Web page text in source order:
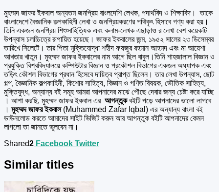
মুহম্মদ জাফর ইকবাল অন্যতম জনপ্রিয় বাংলদেশি লেখক, পদার্থবিদ ও শিক্ষাবিদ। তাকে
বাংলাদেশে বৈজ্ঞানিক কল্পকাহিনী লেখা ও জনপ্রিয়করণের পথিকৃৎ হিসাবে গণ্য করা হয়।
তিনি একজন জনপ্রিয় শিশুসাহিত্যিক এবং কলাম-লেখক এছাড়াও র লেখা বেশ কয়েকটি
উপন্যাস চলচ্চিত্রে রূপায়িত হয়েছে। জাফর ইকবালের জন্ম, ১৯৫২ সালের ২৩ ডিসেম্বর
তারিখে সিলেটে। তার পিতা মুক্তিযোদ্ধা শহীদ ফয়জুর রহমান আহমদ এবং মা আয়েশা
আখতার খাতুন। মুহম্মদ জাফর ইকবালের নাম আগে ছিল বাবুল।তিনি শাহজালাল বিজ্ঞান ও
প্রযুক্তি বিশ্ববিদ্যালয়ে কম্পিউটার বিজ্ঞান ও প্রকৌশল বিভাগের একজন অধ্যাপক এবং
তড়িৎ কৌশল বিভাগের প্রধান হিসেবে দায়িত্ব প্রাপ্ত ছিলেন। তার লেখা উপন্যাস, ছোট
গল্প, বৈজ্ঞানিক কল্পকাহিনী, কিশোর সাহিত্য, বিজ্ঞান ও গণিত বিষয়ক, ভৌতিক সাহিত্য,
মুক্তিযুদ্ধ, অন্যান্য বই সমূহ আমরা আপনাদের মাঝে পৌছে দেবার জন্য চেষ্টা করে যাচ্ছি
। আশা করছি, মুহম্মদ জাফর ইকবাল এর আগন্তুকবইটি পড়ে আপনাদের ভালো লাগবে
। মুহম্মদ জাফর ইকবাল (Muhammed Zafar Iqbal) এর অন্যান্য বাংলা বই
ডাউনলোড করতে আমাদের সাইট ভিজিট করুন আর আগন্তুক বইটি আপনাদের কেমন
লাগলো তা জানতে ভুলবেন না।
Shared2 Facebook Twitter
Similar titles